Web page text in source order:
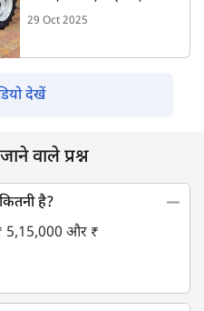
और इंजन पावर की पूरी
29 Oct 2025
देखें
वाले प्रश्न
है?
5,15,000 और ₹